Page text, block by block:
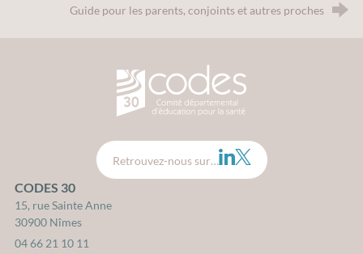
Guide pour les parents, conjoints et autres proches
CODES 30 - Comité
Retrouvez-nous sur… LinkedIn
Twitter
CODES 30
15, rue Sainte Anne
30900 Nîmes
04 66 21 10 11